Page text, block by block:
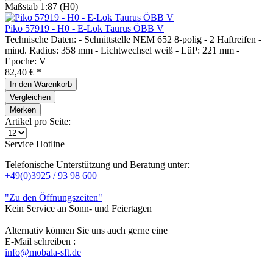
Maßstab 1:87 (H0)
Piko 57919 - H0 - E-Lok Taurus ÖBB V
Technische Daten: - Schnittstelle NEM 652 8-polig - 2 Haftreifen -
mind. Radius: 358 mm - Lichtwechsel weiß - LüP: 221 mm -
Epoche: V
82,40 € *
In den Warenkorb
Vergleichen
Merken
Artikel pro Seite:
Service Hotline
Telefonische Unterstützung und Beratung unter:
+49(0)3925 / 93 98 600
"Zu den Öffnungszeiten"
Kein Service an Sonn- und Feiertagen
Alternativ können Sie uns auch gerne eine
E-Mail schreiben :
info@mobala-sft.de